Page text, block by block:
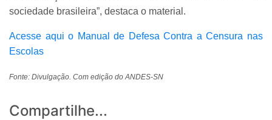
sociedade brasileira”, destaca o material.
Acesse aqui o Manual de Defesa Contra a Censura nas
Escolas
Fonte: Divulgação. Com edição do ANDES-SN
Compartilhe...